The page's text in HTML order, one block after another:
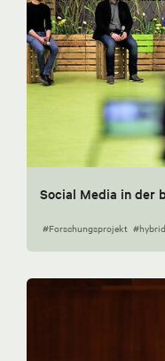
Social Media in der
#Forschungsprojekt #hybrid